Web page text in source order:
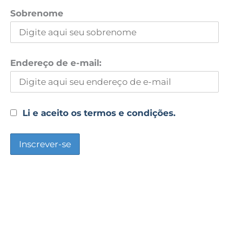
Sobrenome
Endereço de e-mail:
Li e aceito os termos e condições.